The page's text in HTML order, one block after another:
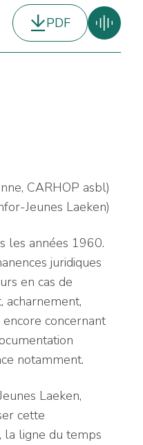
PDF
CARHOP asbl)
Jeunes Laeken)
les années 1960.
juridiques
en cas de
acharnement,
encore concernant
notamment.
Laeken,
cette
la ligne du temps